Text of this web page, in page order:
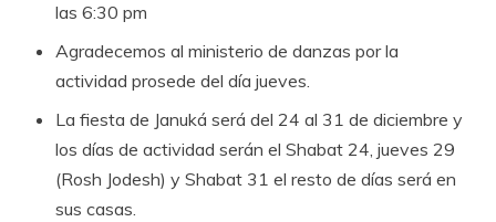
las 6:30 pm
Agradecemos al ministerio de danzas por la
actividad prosede del día jueves.
La fiesta de Januká será del 24 al 31 de diciembre y
los días de actividad serán el Shabat 24, jueves 29
(Rosh Jodesh) y Shabat 31 el resto de días será en
sus casas.